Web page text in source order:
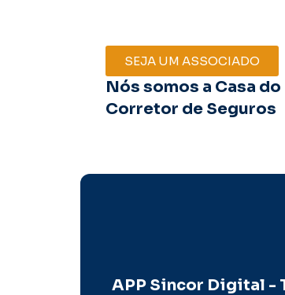
SEJA UM ASSOCIADO
Nós somos a Casa do
Corretor de Seguros
APP Sincor Digital -